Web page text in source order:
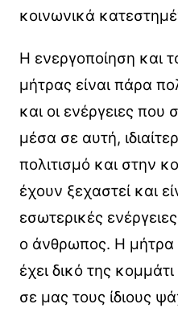
κοινωνικά
Η ενεργοποίηση και
μήτρας είναι πάρα
και οι ενέργειες που
μέσα σε αυτή,
πολιτισμό και στην
έχουν ξεχαστεί και
εσωτερικές
ο άνθρωπος. Η μήτρα
έχει δικό της
σε μας τους ίδιους